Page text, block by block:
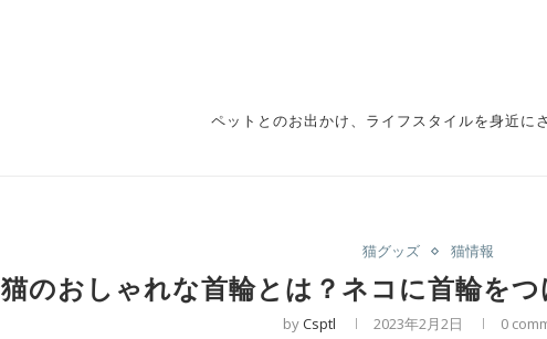
ペットとのお出かけ、ライフスタイルを身近に
猫グッズ 猫情報
猫のおしゃれな首輪とは？ネコに首輪を
byCsptl 2023年2月2日 0